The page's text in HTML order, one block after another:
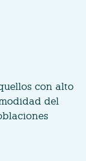
con alto
del